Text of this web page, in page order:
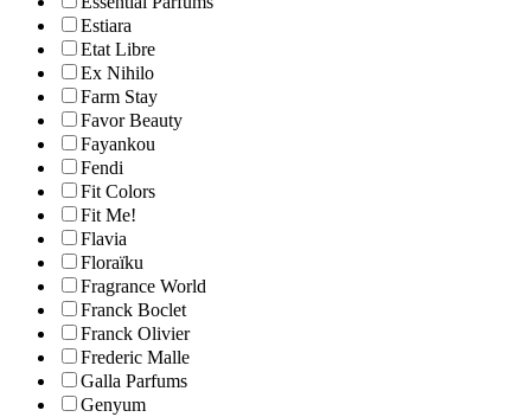
Estiara
Etat Libre
Ex Nihilo
Farm Stay
Favor Beauty
Fayankou
Fendi
Fit Colors
Fit Me!
Flavia
Floraïku
Fragrance World
Franck Boclet
Franck Olivier
Frederic Malle
Galla Parfums
Genyum